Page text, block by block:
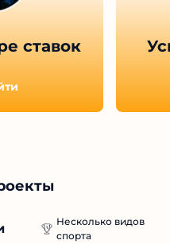
ставок
Несколько видов
спорта